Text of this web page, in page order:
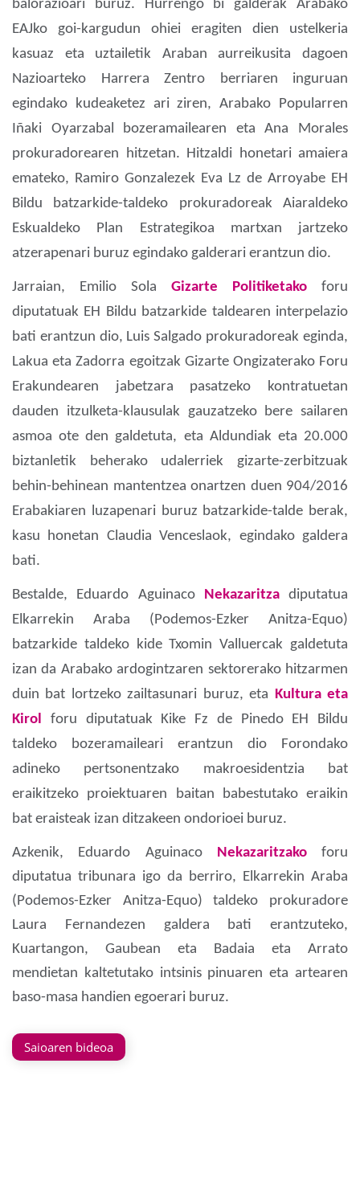
balorazioari buruz. Hurrengo bi galderak Arabako
EAJko goi-kargudun ohiei eragiten dien ustelkeria
kasuaz eta uztailetik Araban aurreikusita dagoen
Nazioarteko Harrera Zentro berriaren inguruan
egindako kudeaketez ari ziren, Arabako Popularren
Iñaki Oyarzabal bozeramailearen eta Ana Morales
prokuradorearen hitzetan. Hitzaldi honetari amaiera
emateko, Ramiro Gonzalezek Eva Lz de Arroyabe EH
Bildu batzarkide-taldeko prokuradoreak Aiaraldeko
Eskualdeko Plan Estrategikoa martxan jartzeko
atzerapenari buruz egindako galderari erantzun dio.
Jarraian, Emilio Sola Gizarte Politiketako foru
diputatuak EH Bildu batzarkide taldearen interpelazio
bati erantzun dio, Luis Salgado prokuradoreak eginda,
Lakua eta Zadorra egoitzak Gizarte Ongizaterako Foru
Erakundearen jabetzara pasatzeko kontratuetan
dauden itzulketa-klausulak gauzatzeko bere sailaren
asmoa ote den galdetuta, eta Aldundiak eta 20.000
biztanletik beherako udalerriek gizarte-zerbitzuak
behin-behinean mantentzea onartzen duen 904/2016
Erabakiaren luzapenari buruz batzarkide-talde berak,
kasu honetan Claudia Venceslaok, egindako galdera
bati.
Bestalde, Eduardo Aguinaco Nekazaritzadiputatua
Elkarrekin Araba (Podemos-Ezker Anitza-Equo)
batzarkide taldeko kide Txomin Valluercak galdetuta
izan da Arabako ardogintzaren sektorerako hitzarmen
duin bat lortzeko zailtasunari buruz, eta Kultura eta
Kirol foru diputatuak Kike Fz de Pinedo EH Bildu
taldeko bozeramaileari erantzun dio Forondako
adineko pertsonentzako makroesidentzia bat
eraikitzeko proiektuaren baitan babestutako eraikin
bat eraisteak izan ditzakeen ondorioei buruz.
Azkenik, Eduardo Aguinaco Nekazaritzakoforu
diputatua tribunara igo da berriro, Elkarrekin Araba
(Podemos-Ezker Anitza-Equo) taldeko prokuradore
Laura Fernandezen galdera bati erantzuteko,
Kuartangon, Gaubean eta Badaia eta Arrato
mendietan kaltetutako intsinis pinuaren eta artearen
baso-masa handien egoerari buruz.
Saioaren bideoa